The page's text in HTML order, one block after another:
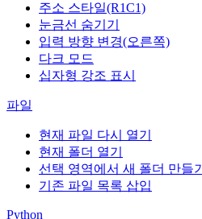
주소 스타일(R1C1)
눈금선 숨기기
입력 방향 변경(오른쪽)
다크 모드
십자형 강조 표시
파일
현재 파일 다시 열기
현재 폴더 열기
선택 영역에서 새 폴더 만들기
기존 파일 목록 삽입
Python